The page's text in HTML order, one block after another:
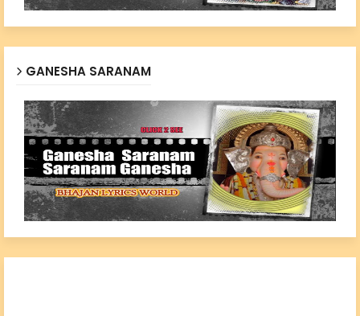
GANESHA SARANAM